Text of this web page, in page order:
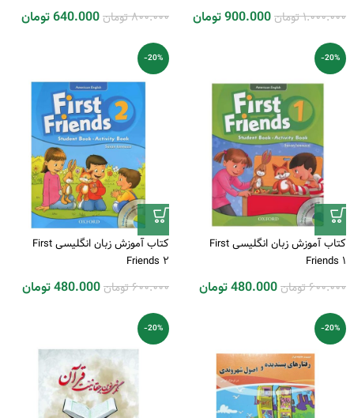
1.000.000تومان900.000تومان 800.000تومان640.000تومان
-20%
کتاب آموزش زبان انگلیسی First
Friends 1
600.000تومان480.000تومان
-20%
کتاب آموزش زبان انگلیسی First
Friends 2
600.000تومان480.000تومان
-20%
-20%